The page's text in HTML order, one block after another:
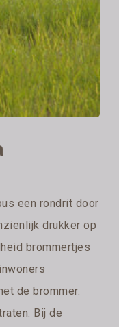
een rondrit door
drukker op
brommertjes
de brommer.
Bij de